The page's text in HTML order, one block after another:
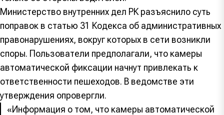
Министерство внутренних дел РК разъяснило суть
поправок в статью 31 Кодекса об административных
правонарушениях, вокруг которых в сети возникли
споры. Пользователи предполагали, что камеры
автоматической фиксации начнут привлекать к
ответственности пешеходов. В ведомстве эти
утверждения опровергли.
«Информация о том, что камеры автоматической